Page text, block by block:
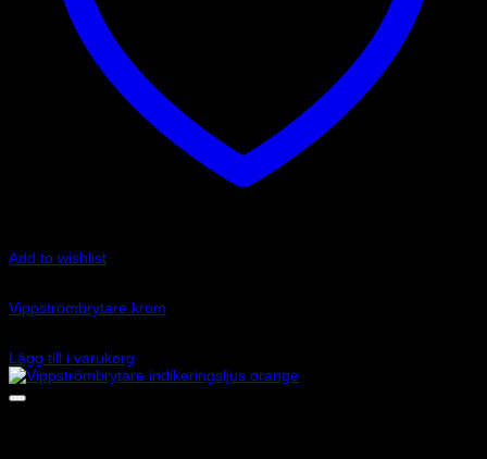
Add to wishlist
Vippströmbrytare krom
Lägg till i varukorg